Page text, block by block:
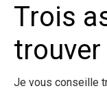
Trois
Je vous conseille